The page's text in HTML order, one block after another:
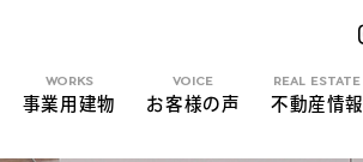
WORKS
事業用建物
VOICE
お客様の声
REAL ESTATE
不動産情報